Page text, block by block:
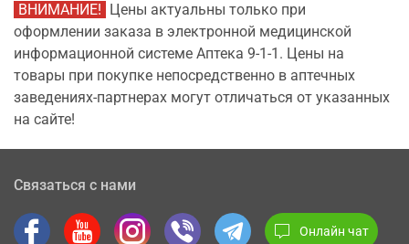
ВНИМАНИЕ!
Цены актуальны только при
оформлении заказа в электронной медицинской
информационной системе Аптека 9-1-1. Цены на
товары при покупке непосредственно в аптечных
заведениях-партнерах могут отличаться от указанных
на сайте!
Связаться с нами
Онлайн чат